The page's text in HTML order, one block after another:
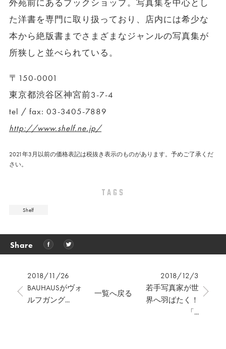
外苑前にあるブックショップ。写真集を中心とし
た洋書を専門に取り扱っており、店内には希少な
本から絶版書までさまざまなジャンルの写真集が
所狭しと並べられている。
〒150-0001
東京都渋谷区神宮前3-7-4
tel / fax: 03-3405-7889
http://www.shelf.ne.jp/
2021年3月以前の価格表記は税抜き表示のものがあります。予めご了承くだ
さい。
TAGS
Shelf
Share
2018/11/26
BAUHAUSがヴォ
ルフガング...
2018/12/3
若手写真家が世
界へ羽ばたく！
「...
一覧へ戻る